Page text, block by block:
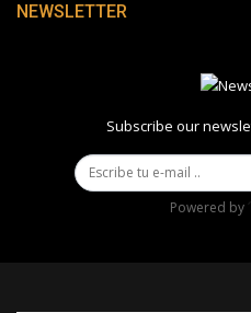
NEWSLETTER
Subscribe our
Powered by